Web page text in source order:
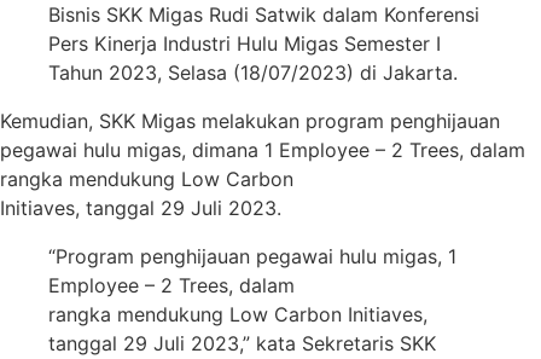
Bisnis SKK Migas Rudi Satwik dalam Konferensi
Pers Kinerja Industri Hulu Migas Semester I
Tahun 2023, Selasa (18/07/2023) di Jakarta.
Kemudian, SKK Migas melakukan program penghijauan
pegawai hulu migas, dimana 1 Employee – 2 Trees, dalam
rangka mendukung Low Carbon
Initiaves, tanggal 29 Juli 2023.
“Program penghijauan pegawai hulu migas, 1
Employee – 2 Trees, dalam
rangka mendukung Low Carbon Initiaves,
tanggal 29 Juli 2023,” kata Sekretaris SKK